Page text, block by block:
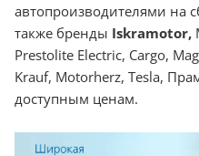
автопроизводителями на
также бренды Iskramotor,
Prestolite Electric, Cargo,
Krauf, Motorherz, Tesla,
доступным ценам.